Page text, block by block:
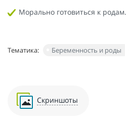
Морально готовиться к родам.
Тематика: Беременность и роды
Скриншоты